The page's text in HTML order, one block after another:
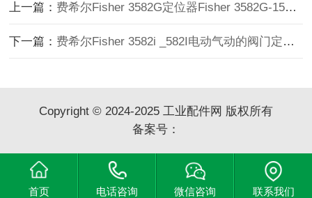
上一篇： 费希尔Fisher 3582G定位器Fisher 3582G-15W/H 气动阀门定位器 3-15psi
下一篇： 费希尔Fisher 3582i _582I电动气动的阀门定位器 4-20 mADC
Copyright © 2024-2025 工业配件网 版权所有
备案号：
首页 电话咨询 微信咨询 联系我们